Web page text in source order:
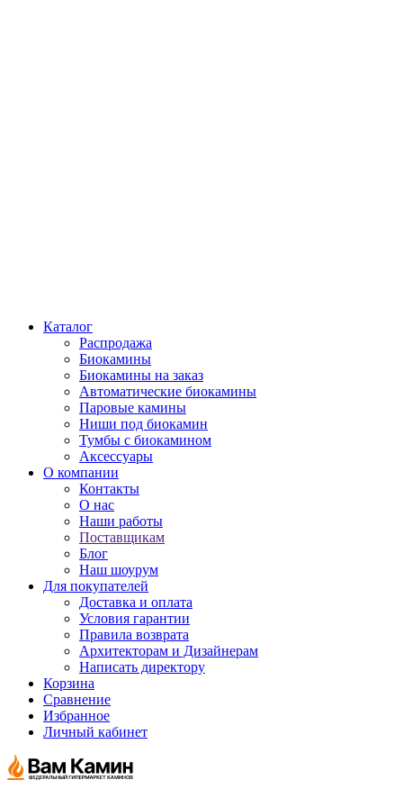
Каталог
Распродажа
Биокамины
Биокамины на заказ
Автоматические биокамины
Паровые камины
Ниши под биокамин
Тумбы с биокамином
Аксессуары
О компании
Контакты
О нас
Наши работы
Поставщикам
Блог
Наш шоурум
Для покупателей
Доставка и оплата
Условия гарантии
Правила возврата
Архитекторам и Дизайнерам
Написать директору
Корзина
Сравнение
Избранное
Личный кабинет